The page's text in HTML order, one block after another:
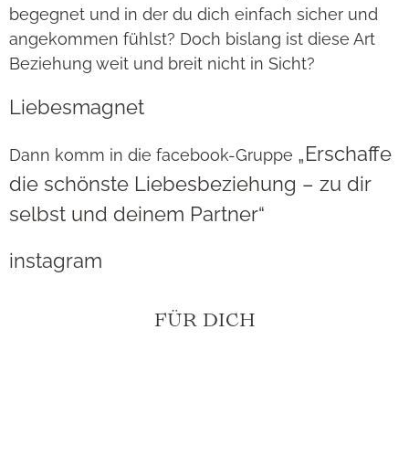
begegnet und in der du dich einfach sicher und
angekommen fühlst? Doch bislang ist diese Art
Beziehung weit und breit nicht in Sicht?
Liebesmagnet
Dann komm in die facebook-Gruppe „Erschaffe
die schönste Liebesbeziehung – zu dir
selbst und deinem Partner“
instagram
FÜR DICH